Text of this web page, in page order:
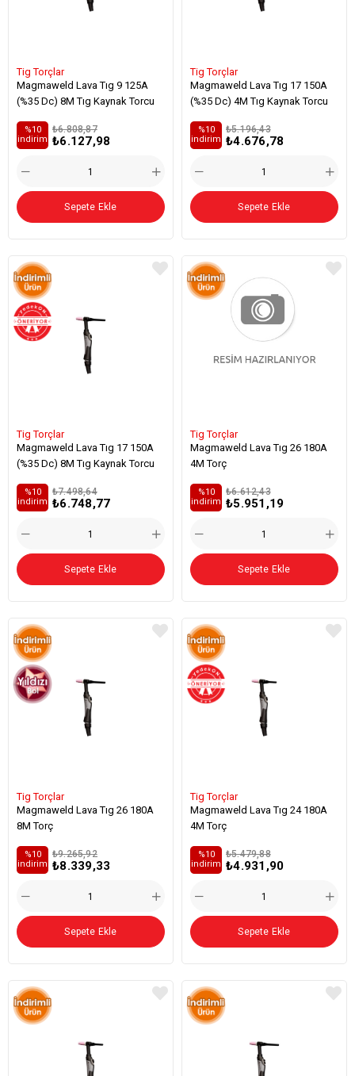
Tig Torçlar
Magmaweld Lava Tıg 9 125A
(%35 Dc) 8M Tıg Kaynak Torcu
₺6.127,98
₺6.808,87
%10
i̇ndirim
Sepete Ekle
Tig Torçlar
Magmaweld Lava Tıg 17 150A
(%35 Dc) 4M Tıg Kaynak Torcu
₺4.676,78
₺5.196,43
%10
i̇ndirim
Sepete Ekle
Tig Torçlar
Magmaweld Lava Tıg 17 150A
(%35 Dc) 8M Tıg Kaynak Torcu
₺6.748,77
₺7.498,64
%10
i̇ndirim
Sepete Ekle
Tig Torçlar
Magmaweld Lava Tıg 26 180A
4M Torç
₺5.951,19
₺6.612,43
%10
i̇ndirim
Sepete Ekle
Tig Torçlar
Magmaweld Lava Tıg 26 180A
8M Torç
₺8.339,33
₺9.265,92
%10
i̇ndirim
Sepete Ekle
Tig Torçlar
Magmaweld Lava Tıg 24 180A
4M Torç
₺4.931,90
₺5.479,88
%10
i̇ndirim
Sepete Ekle